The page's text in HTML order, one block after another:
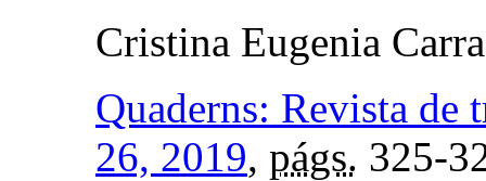
Cristina Eugenia
Quaderns: Revista de
26, 2019, págs. 325-